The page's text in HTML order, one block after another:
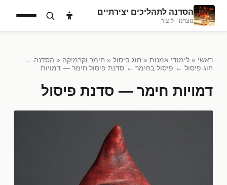
הסדנה לתהליכים יצירתיים
נוצרנו - ליצור
ראשי « לימודי אמנות « חוג פיסול « חימר וקרמיקה « הסדנה ←
חוג פיסול ← פיסול בחימר ← סדנת פיסול חימר — דמויות
דמויות חימר — סדנת פיסול